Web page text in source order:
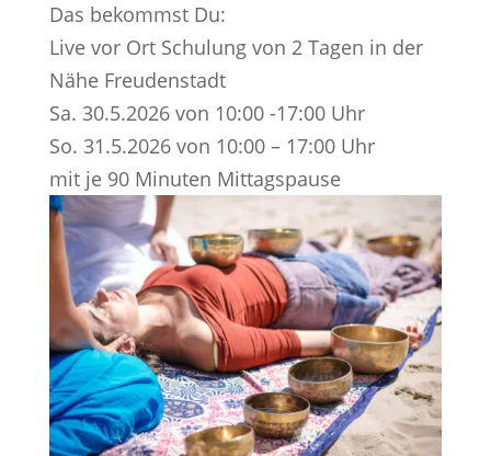
Das bekommst Du:
Live vor Ort Schulung von 2 Tagen in der
Nähe Freudenstadt
Sa. 30.5.2026 von 10:00 -17:00 Uhr
So. 31.5.2026 von 10:00 – 17:00 Uhr
mit je 90 Minuten Mittagspause